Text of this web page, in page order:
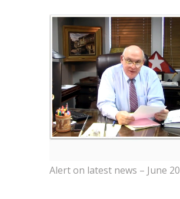
Alert on latest news – June